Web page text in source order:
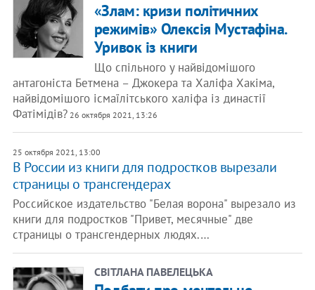
«Злам: кризи політичних
режимів» Олексія Мустафіна.
Уривок із книги
Що спільного у найвідомішого
антагоніста Бетмена – Джокера та Халіфа Хакіма,
найвідомішого ісмаїлітського халіфа із династії
Фатімідів?26 октября 2021, 13:26
25 октября 2021, 13:00
В России из книги для подростков вырезали
страницы о трансгендерах
Российское издательство "Белая ворона" вырезало из
книги для подростков "Привет, месячные" две
страницы о трансгендерных людях.…
СВІТЛАНА ПАВЕЛЕЦЬКА